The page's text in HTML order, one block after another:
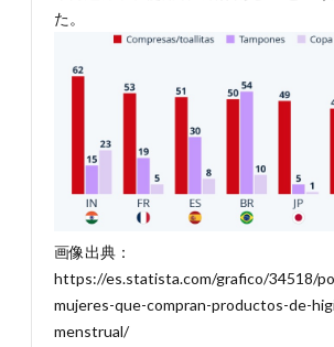
る社会
6.
な情
報を
して
快適
ごそ
う！
た。
画像出典：
https://es.statista.com/grafico/34518/
mujeres-que-compran-productos-de-
menstrual/